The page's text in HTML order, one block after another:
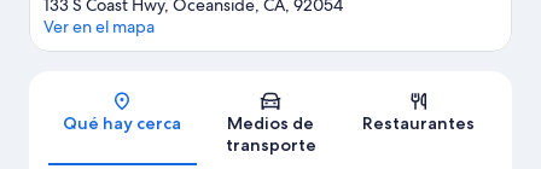
Sección del mapa
133 S Coast Hwy, Oceanside, CA, 92054
Ver en el mapa
Qué hay cerca
Medios de
transporte
Restaurantes